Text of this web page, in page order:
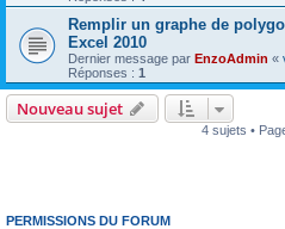
Remplir un graphe de
Excel 2010
Dernier message par EnzoAdmin «
Réponses : 1
Nouveau sujet
4 sujets •
PERMISSIONS DU FORUM